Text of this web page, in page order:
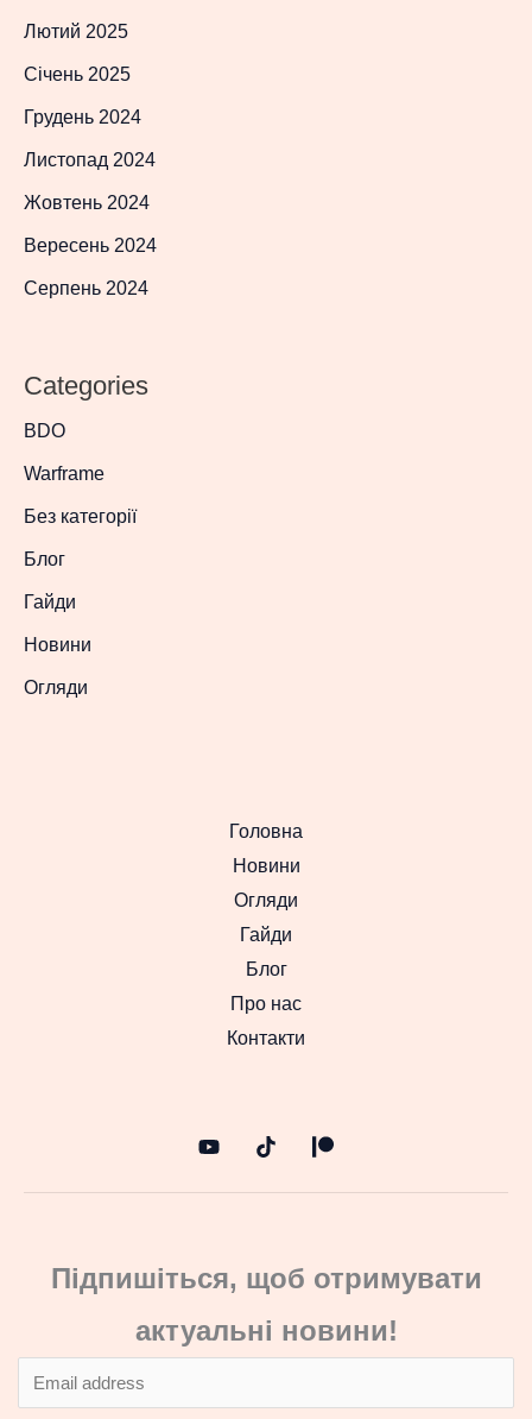
Лютий 2025
Січень 2025
Грудень 2024
Листопад 2024
Жовтень 2024
Вересень 2024
Серпень 2024
Categories
BDO
Warframe
Без категорії
Блог
Гайди
Новини
Огляди
Головна
Новини
Огляди
Гайди
Блог
Про нас
Контакти
Підпишіться, щоб отримувати
актуальні новини!